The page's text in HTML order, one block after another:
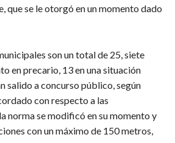
que se le otorgó en un momento dado
son un total de 25, siete
en precario, 13 en una situación
salido a concurso público, según
con respecto a las
norma se modificó en su momento y
con un máximo de 150 metros,